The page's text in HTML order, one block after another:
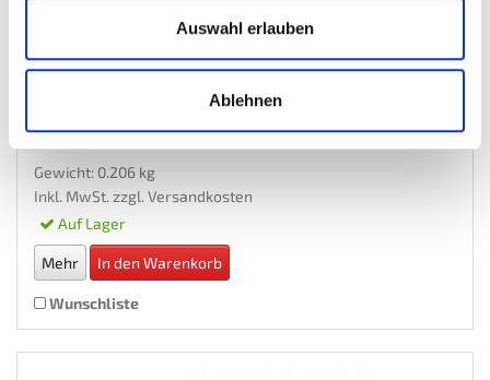
Auswahl erlauben
Ablehnen
Offene-Klickfliesen
€ 3,95
Gewicht: 0.206 kg
Inkl. MwSt. zzgl. Versandkosten
Auf Lager
Mehr In den Warenkorb
Wunschliste